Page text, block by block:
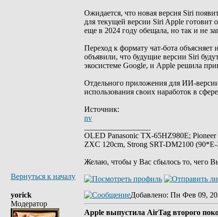
Ожидается, что новая версия Siri
для текущей версии Siri Apple
еще в 2024 году обещала, но так и не
Переход к формату чат-бота
объявили, что будущие версии Siri
экосистеме Google, и Apple решила
Отдельного приложения для ИИ-
использования своих наработок в
Источник:
nv
OLED Panasonic TX-65HZ980E;
ZXC 120cm, Strong SRT-DM2100
Желаю, чтобы у Вас сбылось то, чего
Вернуться к началу
yorick
Модератор
Добавлено: Пн Фев 09,
Apple выпустила AirTag второго